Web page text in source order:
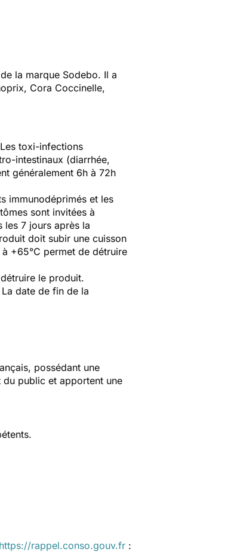
la marque Sodebo. Il a
Cora Coccinelle,
toxi-infections
intestinaux (diarrhée,
généralement 6h à 72h
immunodéprimés et les
sont invitées à
les 7 jours après la
doit subir une cuisson
+65°C permet de détruire
le produit.
date de fin de la
possédant une
public et apportent une
https://rappel.conso.gouv.fr :